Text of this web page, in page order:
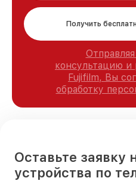
Получить
консультацию и
Fujifilm, Вы
обработку
Оставьте заявку
устройства по